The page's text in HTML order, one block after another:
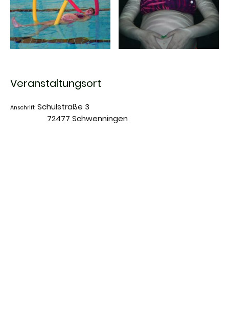
Veranstaltungsort
Anschrift: Schulstraße 3
72477 Schwenningen